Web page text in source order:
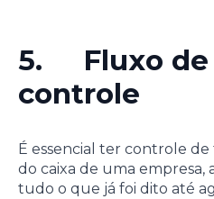
5. Fluxo de
controle
É essencial ter controle
do caixa de uma empresa,
tudo o que já foi dito até